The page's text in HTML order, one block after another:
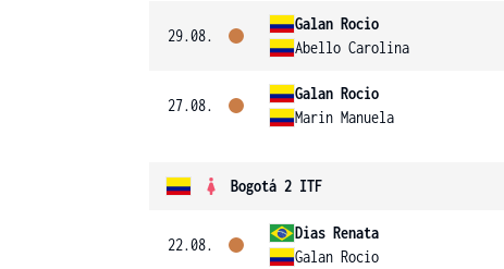
29.08.
Galan Rocio
Abello Carolina
27.08.
Galan Rocio
Marin Manuela
Bogotá 2 ITF
22.08.
Dias Renata
Galan Rocio